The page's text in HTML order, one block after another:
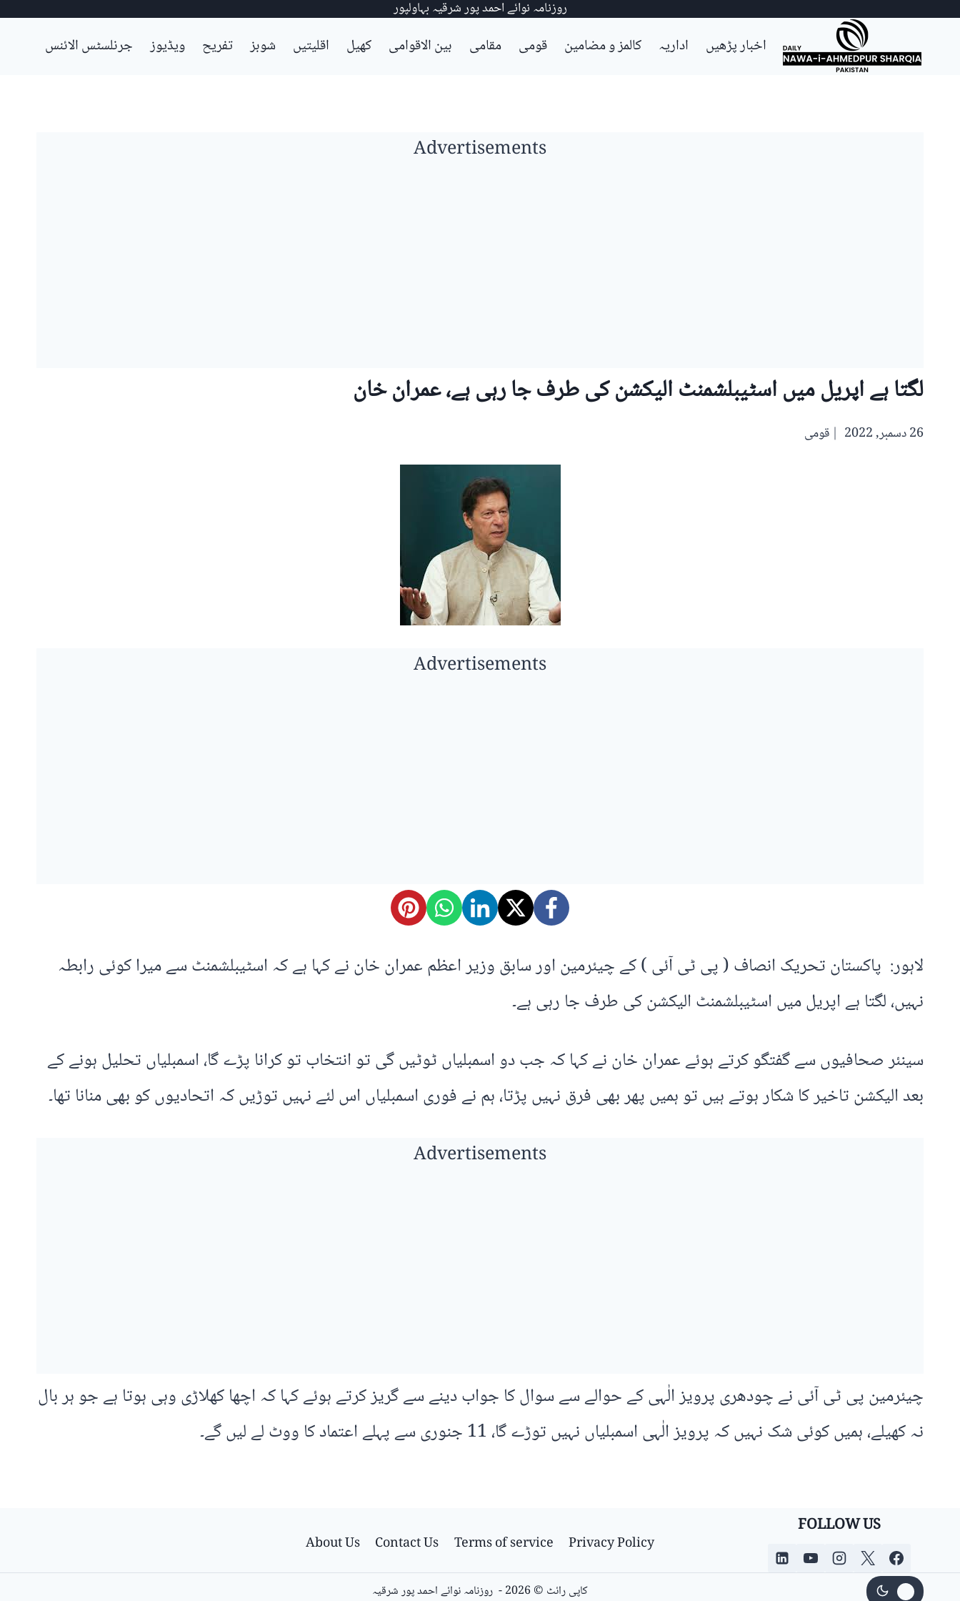
Skip
روزنامہ نوائے احمد پور شرقیہ بہاولپور
اخبار پڑھیں اداریہ کالمز و مضامین قومی مقامی بین الاقوامی کھیل اقلیتیں شوبز تفریح ویڈیوز جرنلسٹس الائنس
Advertisements
لگتا ہے اپریل میں اسٹیبلشمنٹ الیکشن کی طرف جا رہی ہے، عمران خان
26 دسمبر, 2022 قومی
Advertisements
لاہور: پاکستان تحریک انصاف ( پی ٹی آئی ) کے چیئرمین اور سابق وزیر اعظم عمران خان نے کہا ہے کہ اسٹیبلشمنٹ سے میرا کوئی رابطہ
نہیں، لگتا ہے اپریل میں اسٹیبلشمنٹ الیکشن کی طرف جا رہی ہے۔
سینئر صحافیوں سے گفتگو کرتے ہوئے عمران خان نے کہا کہ جب دو اسمبلیاں ٹوٹیں گی تو انتخاب تو کرانا پڑے گا، اسمبلیاں تحلیل ہونے کے
بعد الیکشن تاخیر کا شکار ہوتے ہیں تو ہمیں پھر بھی فرق نہیں پڑتا، ہم نے فوری اسمبلیاں اس لئے نہیں توڑیں کہ اتحادیوں کو بھی منانا تھا۔
Advertisements
چیئرمین پی ٹی آئی نے چودھری پرویز الٰہی کے حوالے سے سوال کا جواب دینے سے گریز کرتے ہوئے کہا کہ اچھا کھلاڑی وہی ہوتا ہے جو ہر بال
نہ کھیلے، ہمیں کوئی شک نہیں کہ پرویز الٰہی اسمبلیاں نہیں توڑے گا، 11 جنوری سے پہلے اعتماد کا ووٹ لے لیں گے۔
FOLLOW US
Privacy Policy
Terms of service
Contact Us
About Us
کاپی رائٹ © 2026 - روزنامہ نوائے احمد پور شرقیہ